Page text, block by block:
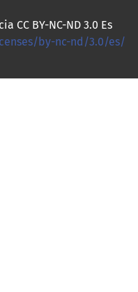
CC BY-NC-ND 3.0 Es
by-nc-nd/3.0/es/